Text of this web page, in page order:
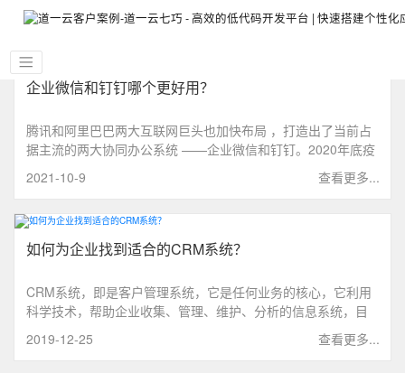
企业微信和钉钉哪个更好用？
腾讯和阿里巴巴两大互联网巨头也加快布局 ，打造出了当前占
据主流的两大协同办公系统 ——企业微信和钉钉。2020年底疫
情爆发，线上办公的需求量暴增，企业微信和钉钉的作用更是
突显。那么企业微信和钉钉的差别究竟在哪里？哪个更好用
查看更多...
2021-10-9
如何为企业找到适合的CRM系统？
CRM系统，即是客户管理系统，它是任何业务的核心，它利用
科学技术，帮助企业收集、管理、维护、分析的信息系统，目
的是要帮助企业提高客户满意度并转化为忠诚的客户，从而实
现企业的长远目标发展。
查看更多...
2019-12-25